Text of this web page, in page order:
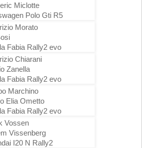
Miclotte
Polo Gti R5
Morato
Fabia Rally2 evo
Chiarani
Zanella
Fabia Rally2 evo
Marchino
Elia Ometto
Fabia Rally2 evo
Vossen
Vissenberg
I20 N Rally2